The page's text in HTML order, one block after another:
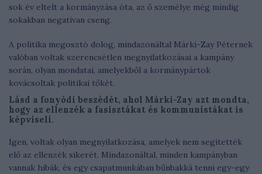
sok év eltelt a kormányzása óta, az ő személye még mindig
sokakban negatívan cseng.
A politika megosztó dolog, mindazonáltal Márki-Zay Péternek
valóban voltak szerencsétlen megnyilatkozásai a kampány
során, olyan mondatai, amelyekből a kormánypártok
kovácsoltak politikai tőkét.
Lásd a fonyódi beszédét, ahol Márki-Zay azt mondta,
hogy az ellenzék a fasisztákat és kommunistákat is
képviseli.
Igen, voltak olyan megnyilatkozása, amelyek nem segítették
elő az ellenzék sikerét. Mindazonáltal, minden kampányban
vannak hibák, és egy csapatmunkában bűnbakká tenni egy-egy